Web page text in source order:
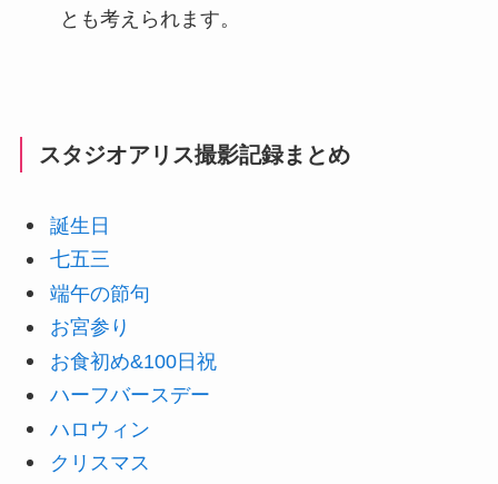
とも考えられます。
スタジオアリス撮影記録まとめ
誕生日
七五三
端午の節句
お宮参り
お食初め&100日祝
ハーフバースデー
ハロウィン
クリスマス